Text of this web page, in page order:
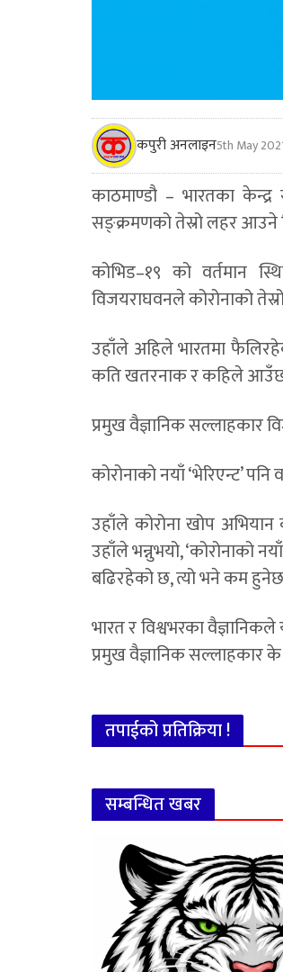
कपुरी अनलाइन5th May
काठमाण्डौ – भारतका
सङ्क्रमणको तेस्रो लहर आउने
कोभिड–१९ को वर्तमान
विजयराघवनले कोरोनाको
उहाँले अहिले भारतमा
कति खतरनाक र कहिले आउँछ
प्रमुख वैज्ञानिक सल्लाहकार
कोरोनाको नयाँ ‘भेरिएन्ट’
उहाँले कोरोना खोप अभियान
उहाँले भन्नुभयो, ‘कोरोनाको
बढिरहेको छ, त्यो भने कम हुनेछ
भारत र विश्वभरका
प्रमुख वैज्ञानिक सल्लाहकार
तपाईको प्रतिक्रिया !
सम्बन्धित खबर